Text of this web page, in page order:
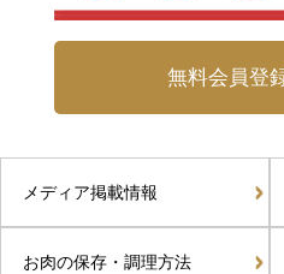
無料会員登
メディア掲載情報
お肉の保存・調理方法